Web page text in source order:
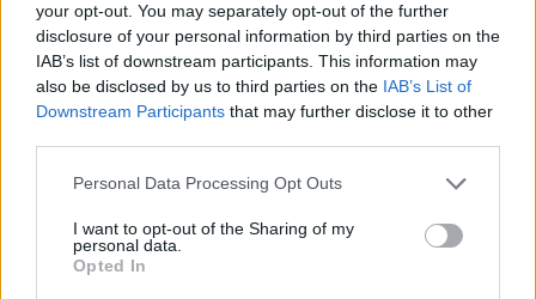
your opt-out. You may separately opt-out of the further
disclosure of your personal information by third parties on the
IAB’s list of downstream participants. This information may
also be disclosed by us to third parties on the IAB’s List of
Downstream Participants that may further disclose it to other
Personal Data Processing Opt Outs
I want to opt-out of the Sharing of my
personal data.
Opted In
Πολλοί εξέφρασαν απορία για την
καταλληλότητα του νερού, με σχόλια
όπως «τα πόδια του δεν ήταν μέσα σε
αυτό;»
22 χρόνια από τον θάνατο του
Δημήτρη Παπαμιχαήλ: Η
ανάρτηση της Φίνος Φιλμ για
το «γοητευτικό λεβεντόπαιδο
του ελληνικού σινεμά»
ΣΉΜΕΡΑ